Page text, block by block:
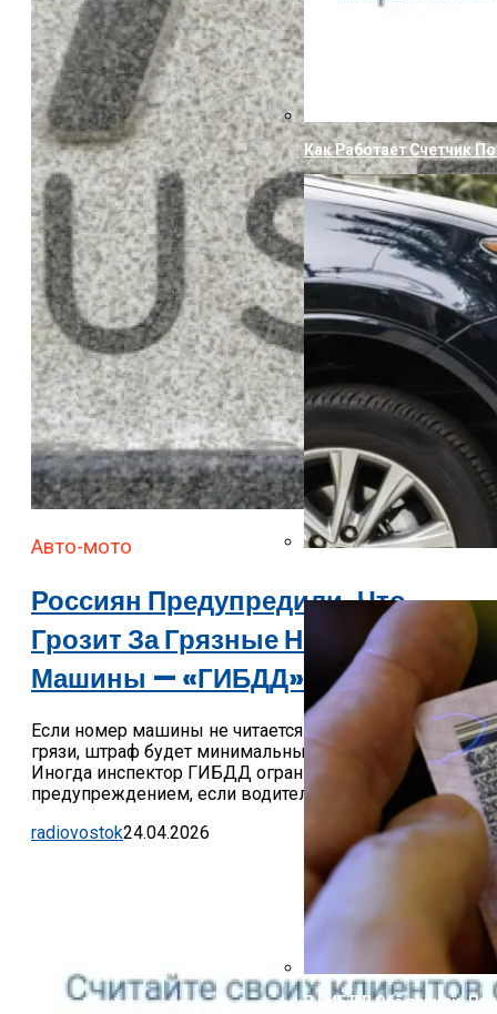
Как Работает Счетчик
В ГИБДД Объяснили,
Авто-мото
Россиян Предупредили, Что
Грозит За Грязные Номера
Машины — «ГИБДД»
Если номер машины не читается из-за налипшей
грязи, штраф будет минимальным — 500 рублей.
Иногда инспектор ГИБДД ограничивается устным
предупреждением, если водитель сразу же...
radiovostok24.04.2026